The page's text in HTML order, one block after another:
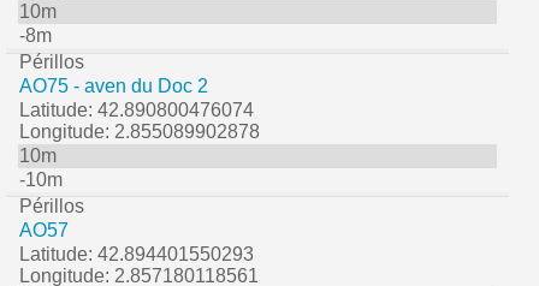
10m
-8m
Périllos
AO75 - aven du Doc 2
Latitude: 42.890800476074
Longitude: 2.855089902878
10m
-10m
Périllos
AO57
Latitude: 42.894401550293
Longitude: 2.857180118561